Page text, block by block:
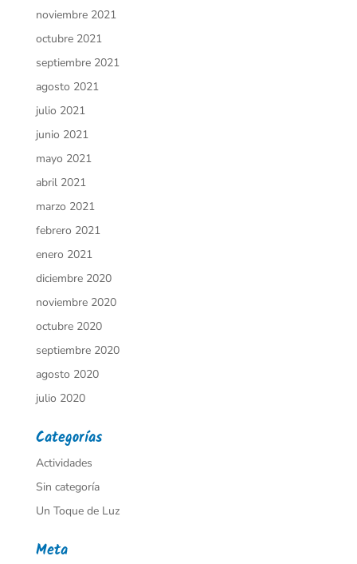
noviembre 2021
octubre 2021
septiembre 2021
agosto 2021
julio 2021
junio 2021
mayo 2021
abril 2021
marzo 2021
febrero 2021
enero 2021
diciembre 2020
noviembre 2020
octubre 2020
septiembre 2020
agosto 2020
julio 2020
Categorías
Actividades
Sin categoría
Un Toque de Luz
Meta